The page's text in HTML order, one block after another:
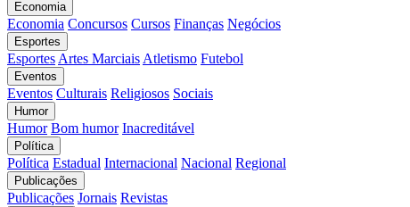
Economia
Economia Concursos Cursos Finanças Negócios
Esportes
Esportes Artes Marciais Atletismo Futebol
Eventos
Eventos Culturais Religiosos Sociais
Humor
Humor Bom humor Inacreditável
Política
Política Estadual Internacional Nacional Regional
Publicações
Publicações Jornais Revistas